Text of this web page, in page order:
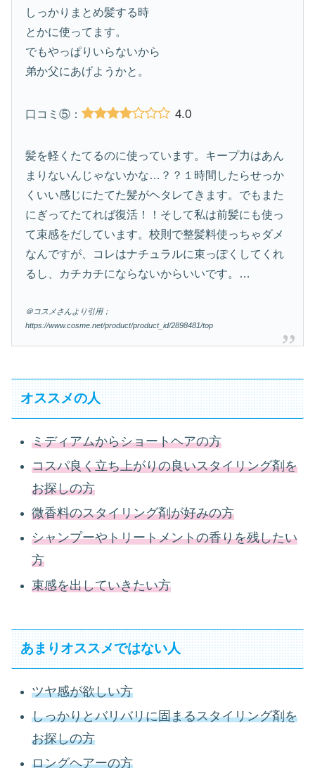
しっかりまとめ髪する時
とかに使ってます。
でもやっぱりいらないから
弟か父にあげようかと。
口コミ⑤： 4.0
髪を軽くたてるのに使っています。キープ力はあん
まりないんじゃないかな…？？１時間したらせっか
くいい感じにたてた髪がヘタレてきます。でもまた
にぎってたてれば復活！！そして私は前髪にも使っ
て束感をだしています。校則で整髪料使っちゃダメ
なんですが、コレはナチュラルに束っぽくしてくれ
るし、カチカチにならないからいいです。…
＠コスメさんより引用；
https://www.cosme.net/product/product_id/2898481/top
オススメの人
ミディアムからショートヘアの方
コスパ良く立ち上がりの良いスタイリング剤を
お探しの方
微香料のスタイリング剤が好みの方
シャンプーやトリートメントの香りを残したい
方
束感を出していきたい方
あまりオススメではない人
ツヤ感が欲しい方
しっかりとバリバリに固まるスタイリング剤を
お探しの方
ロングヘアーの方